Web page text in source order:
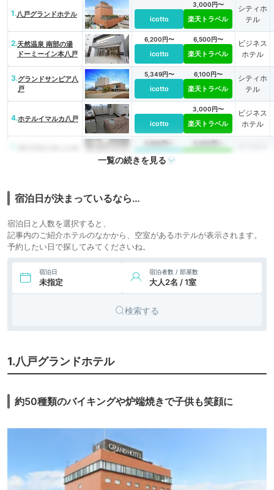
1.八戸グランドホテル
icotto
3,000円〜
楽天トラベル
シティホ
テル
2.天然温泉 南部の湯
ドーミーイン本八戸
6,200円〜
icotto
6,500円〜
楽天トラベル
ビジネス
ホテル
3.グランドサンピア八
戸
5,349円〜
icotto
6,100円〜
楽天トラベル
シティホ
テル
4.ホテルイマルカ八戸
icotto
3,000円〜
楽天トラベル
ビジネス
ホテル
5,850円〜
icotto
6,200円〜
一覧の続きを見る
宿泊日が決まっているなら…
宿泊日と人数を選択すると、
記事内のご紹介ホテルのなかから、空室があるホテルが表示されます。
予約したい日で探してみてくださいね。
宿泊日
未指定
宿泊者数 / 部屋数
大人2名 / 1室
検索する
1.八戸グランドホテル
約50種類のバイキングや炉端焼きで子供も笑顔に